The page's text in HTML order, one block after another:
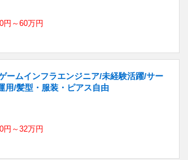
円～60万円
ームインフラエンジニア/未経験活躍/サー
用/髪型・服装・ピアス自由
円～32万円